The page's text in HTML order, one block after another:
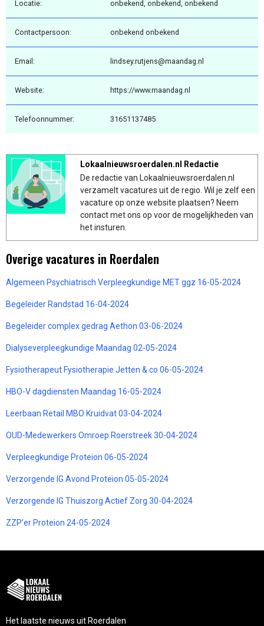
Locatie: onbekend, onbekend, onbekend
Contactpersoon: onbekend onbekend
Email: lindsey.rutjens@maandag.nl
Website: https://www.maandag.nl
Telefoonnummer: 31651137485
Lokaalnieuwsroerdalen.nl Redactie
De redactie van Lokaalnieuwsroerdalen.nl
verzamelt vacatures uit de regio. Wil je zelf een
vacature op onze website plaatsen? Neem
contact met ons op voor de mogelijkheden van
het insturen.
Overige vacatures in Roerdalen
Algemeen Psychiatrisch Verpleegkundige MET ggz 16-05-2024
Begeleider Randstad 16-04-2024
Begeleider complex gedrag Aethon 03-06-2024
Dialyseverpleegkundige Maandag 02-05-2024
Fysiotherapeut Fysiotherapie Jetten & co 06-05-2024
HBO-V dagdiensten Maandag 16-05-2024
Leerbaan Retail MBO Kruidvat 03-04-2024
OUD-Medewerkers Omroep Roerstreek 30-04-2024
Verpleegkundige Proteion 06-05-2024
Verzorgende IG Avond Proteion 05-05-2024
Verzorgende IG Thuiszorg Actief Zorg 30-04-2024
ZZP’er Proteion 24-05-2024
Het laatste nieuws uit Roerdalen